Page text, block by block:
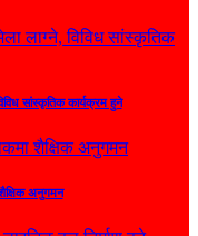
सांस्कृतिक कार्यक्रम हुने
शैक्षिक अनुगमन